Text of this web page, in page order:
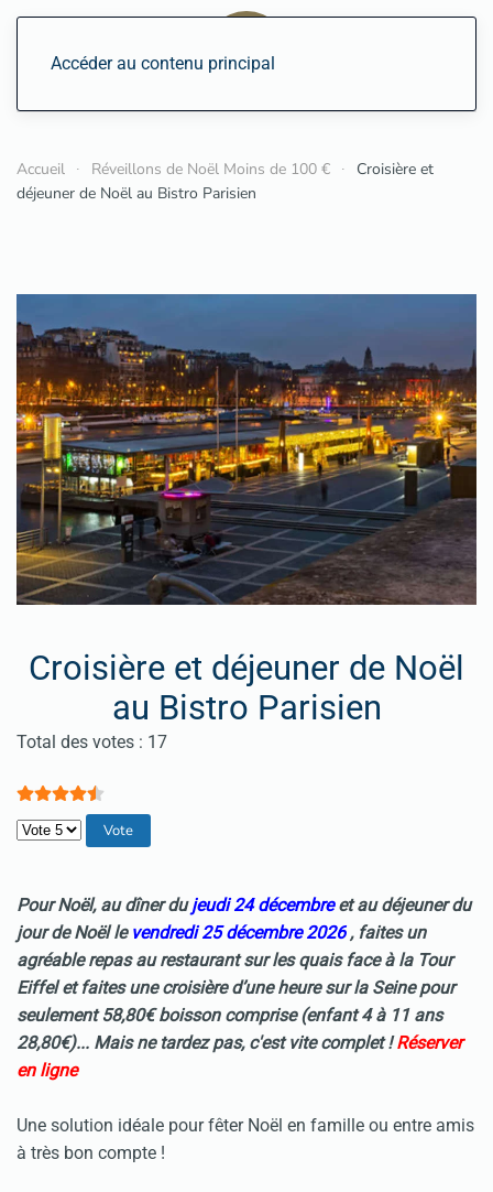
Accéder au contenu principal
Accueil Réveillons de Noël Moins de 100 €
Croisière et
déjeuner de Noël au Bistro Parisien
Croisière et déjeuner de Noël
au Bistro Parisien
Vote utilisateur:4.5/
Total des votes : 17
Veuillez voter
Pour Noël, au dîner dujeudi 24 décembreet au déjeuner du
jour de Noël le vendredi 25 décembre 2026 , faites un
agréable repas au restaurant sur les quais face à la Tour
Eiffel et faites unecroisièred’une heure sur la Seine pour
seulement 58,80€ boisson comprise (enfant 4 à 11 ans
28,80€)... Mais ne tardez pas, c'est vite complet !Réserver
en ligne
Une solution idéale pour fêter Noël en famille ou entre amis
à très bon compte !